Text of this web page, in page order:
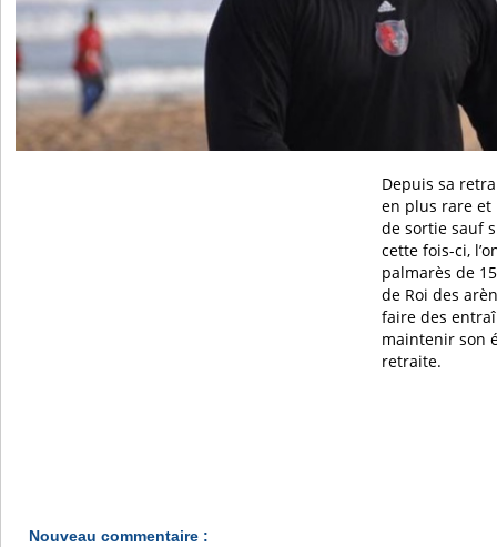
Depuis sa
en plus rare
de sortie sauf
cette fois-ci,
palmarès de
de Roi des
faire des
maintenir son
retraite.
Nouveau commentaire :